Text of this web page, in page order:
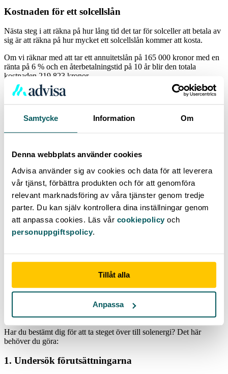
Samtycke Information Om
Denna webbplats använder cookies
Advisa använder sig av cookies och data för att leverera
vår tjänst, förbättra produkten och för att genomföra
relevant marknadsföring av våra tjänster genom tredje
parter. Du kan själv kontrollera dina inställningar genom
att anpassa cookies. Läs vår cookiepolicyoch
personuppgiftspolicy.
Tillåt alla
Anpassa
Kostnaden för ett solcellslån
Nästa steg i att räkna på hur lång tid det tar för solceller att betala av
sig är att räkna på hur mycket ett solcellslån kommer att kosta.
Om vi räknar med att tar ett annuitetslån på 165 000 kronor med en
ränta på 6 % och en återbetalningstid på 10 år blir den totala
kostnaden 219 823 kronor.
Hitta den lägsta räntan för dig – skicka in din ansökan på bara
ett par minuter så hjälper vi dig!
Då kan du räkna med att gå med vinst
13 år med solcellerna.
Insparade elkostnader: 17 500 kronor * 13 år = 227 500 kronor.
Totala kostnaden för lånet:219 823 kronor.
Men då har vi heller inte räknat med möjligheter att sälja
överskottsel och kostnaderna för dessa. Många menar att det är
vanligt att solceller har betalat av sig redan efter 10 år.
Samtidigt höjer alltså solcellerna värdet på din fastighet med runt 5-
Låna 300 000 kronor
Så går du till väga för att installera
solceller – steg för steg
Har du bestämt dig för att ta steget över till solenergi? Det här
behöver du göra:
1. Undersök förutsättningarna